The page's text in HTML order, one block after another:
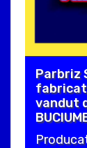
Parbriz
vandut